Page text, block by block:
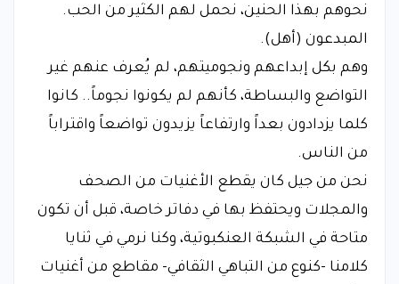
نحوهم بهذا الحنين، نحمل لهم الكثير من الحب.
​المبدعون (أهل).
​وهم بكل إبداعهم ونجوميتهم، لم يُعرف عنهم غير
التواضع والبساطة، كأنهم لم يكونوا نجوماً.. كانوا
كلما يزدادون بعداً وارتفاعاً يزيدون تواضعاً واقتراباً
من الناس.
​نحن من جيل كان يقطع الأغنيات من الصحف
والمجلات ويحتفظ بها في دفاتر خاصة، قبل أن تكون
متاحة في الشبكة العنكبوتية، وكنا نرمي في ثنايا
كلامنا -كنوع من التباهي الثقافي- مقاطع من أغنيات